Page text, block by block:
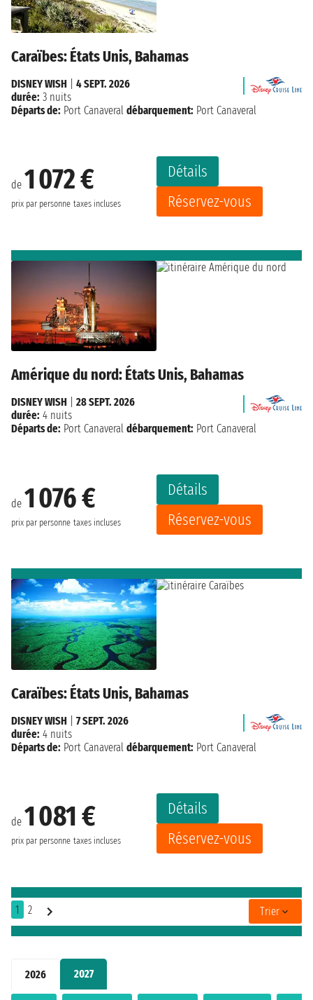
2026 2027
Caraïbes: États Unis, Bahamas
de 1 072 €
prix par personne taxes incluses
Détails
Réservez-vous
DISNEY WISH
4 SEPT. 2026
durée: 3 nuits
Départs de: Port Canaveral débarquement: Port Canaveral
Amérique du nord: États Unis, Bahamas
de 1 076 €
prix par personne taxes incluses
Détails
Réservez-vous
DISNEY WISH
28 SEPT. 2026
durée: 4 nuits
Départs de: Port Canaveral débarquement: Port Canaveral
Caraïbes: États Unis, Bahamas
de 1 081 €
prix par personne taxes incluses
Détails
Réservez-vous
DISNEY WISH
7 SEPT. 2026
durée: 4 nuits
Départs de: Port Canaveral débarquement: Port Canaveral
1 2 Trier